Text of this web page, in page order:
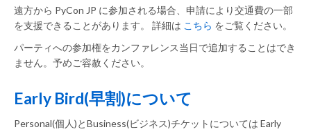
遠方から PyCon JP に参加される場合、申請により交通費の一部
を支援できることがあります。 詳細は こちら をご覧ください。
パーティへの参加権をカンファレンス当日で追加することはでき
ません。予めご容赦ください。
Early Bird(早割)について
Personal(個人)とBusiness(ビジネス)チケットについては Early